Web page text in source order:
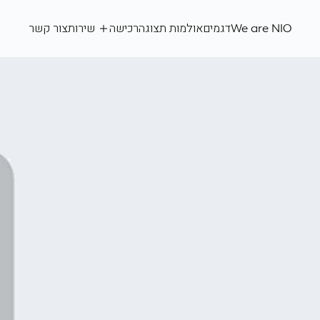
We are NIOדגמיםאולמות תצוגהרכישה שירותצור קשר are
NIO